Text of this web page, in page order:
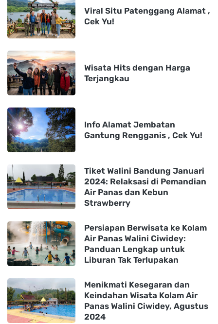
Viral Situ Patenggang Alamat ,
Cek Yu!
Wisata Hits dengan Harga
Terjangkau
Info Alamat Jembatan
Gantung Rengganis , Cek Yu!
Tiket Walini Bandung Januari
2024: Relaksasi di Pemandian
Air Panas dan Kebun
Strawberry
Persiapan Berwisata ke Kolam
Air Panas Walini Ciwidey:
Panduan Lengkap untuk
Liburan Tak Terlupakan
Menikmati Kesegaran dan
Keindahan Wisata Kolam Air
Panas Walini Ciwidey, Agustus
2024